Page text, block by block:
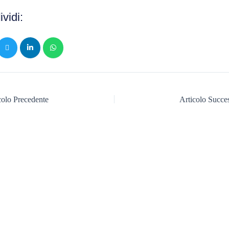
Precedente Articolo